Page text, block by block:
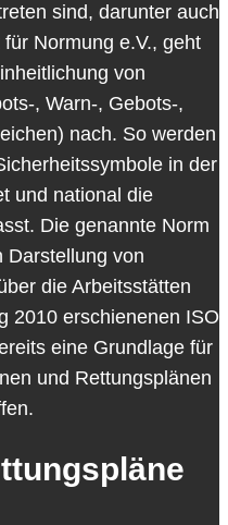
sind, darunter auch
Normung e.V., geht
von
, Warn-, Gebots-,
nach. So werden
in der
und national die
Die genannte Norm
Darstellung von
die Arbeitsstätten
2010 erschienenen ISO
eine Grundlage für
und Rettungsplänen